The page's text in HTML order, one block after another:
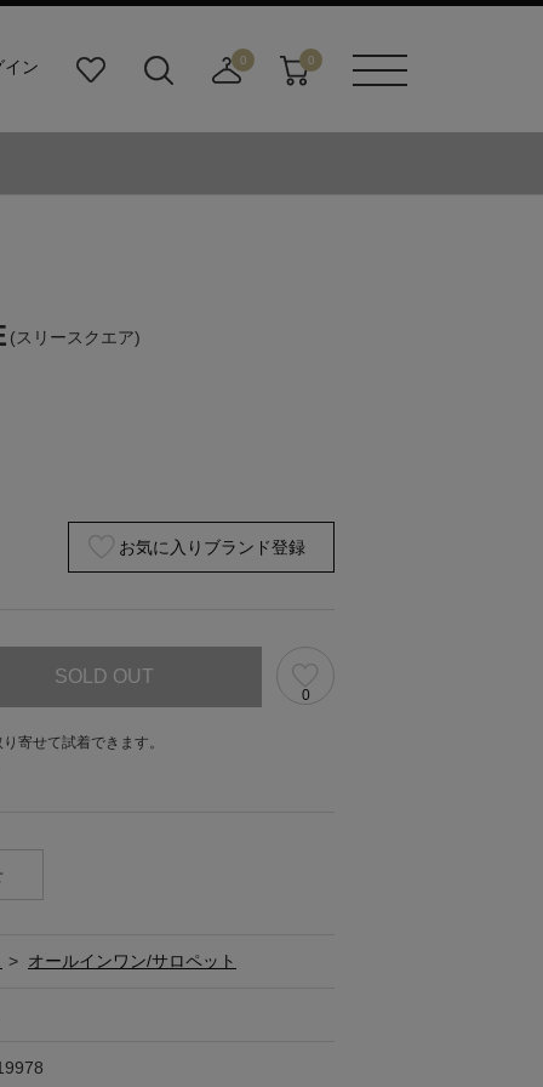
イン
り
ダ
0
寄
0
(スリースクエア)
お気に入りブランド登録
SOLD OUT
0
寄せて試着できます。
> オールインワン/サロペット